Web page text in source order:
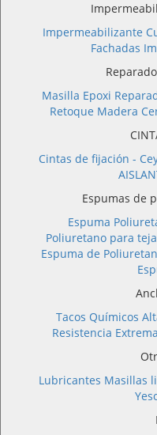
Impermeabilizante
Fachadas
Masilla Epoxi
Retoque Madera
Cintas de fijación -
Espumas de
Espuma
Poliuretano para
Espuma de
Tacos Químicos
Resistencia Extrema
Lubricantes Masillas